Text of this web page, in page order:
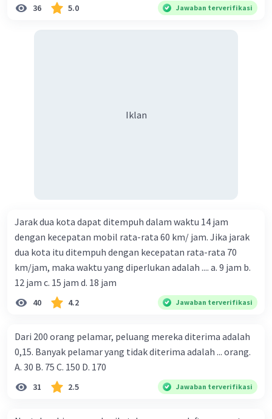
36 5.0 Jawaban terverifikasi
Iklan
Jarak dua kota dapat ditempuh dalam waktu 14 jam
dengan kecepatan mobil rata-rata 60 km/ jam. Jika jarak
dua kota itu ditempuh dengan kecepatan rata-rata 70
km/jam, maka waktu yang diperlukan adalah .... a. 9 jam b.
12 jam c. 15 jam d. 18 jam
40 4.2 Jawaban terverifikasi
Dari 200 orang pelamar, peluang mereka diterima adalah
0,15. Banyak pelamar yang tidak diterima adalah ... orang.
A. 30 B. 75 C. 150 D. 170
31 2.5 Jawaban terverifikasi